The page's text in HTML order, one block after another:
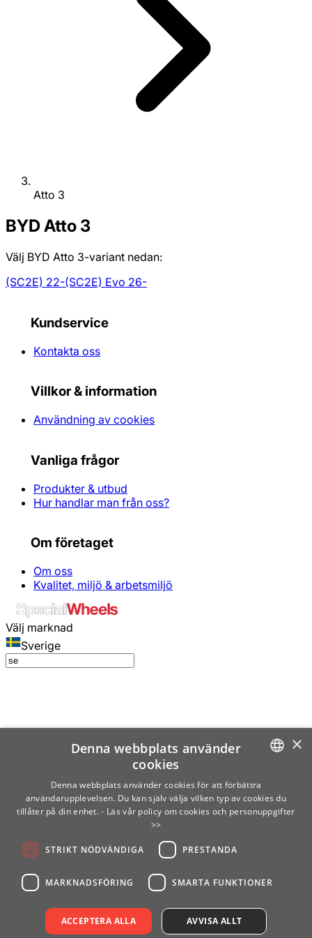
Atto 3
BYDAtto 3
Välj BYD Atto 3-variant nedan:
(SC2E) 22-(SC2E) Evo 26-
Kundservice
Kontakta oss
Villkor & information
Användning av cookies
Vanliga frågor
Produkter & utbud
Hur handlar man från oss?
Om företaget
Om oss
Kvalitet, miljö & arbetsmiljö
Välj marknad
Sverige
SWEDISH
×
Denna webbplats använder
cookies
Denna webbplats använder cookies för att förbättra
användarupplevelsen. Du kan själv välja vilken typ av cookies du
tillåter på din enhet. - Läs vår policy om cookies och personuppgifter
>>
STRIKT NÖDVÄNDIGA PRESTANDA
MARKNADSFÖRING SMARTA FUNKTIONER
ACCEPTERA ALLA AVVISA ALLT